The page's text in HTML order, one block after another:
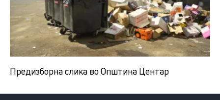
Предизборна слика во Општина Центар